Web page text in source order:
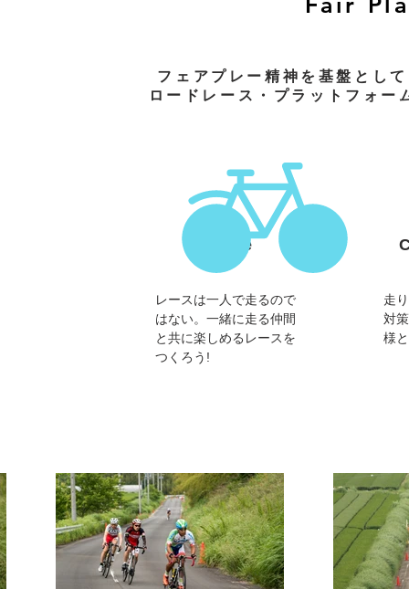
フェアプレー精神を基盤とし
ロードレース・プラットフォ
Race
レースは一人で走るので
はない。一緒に走る仲間
と共に楽しめるレースを
つくろう!
走
対
様